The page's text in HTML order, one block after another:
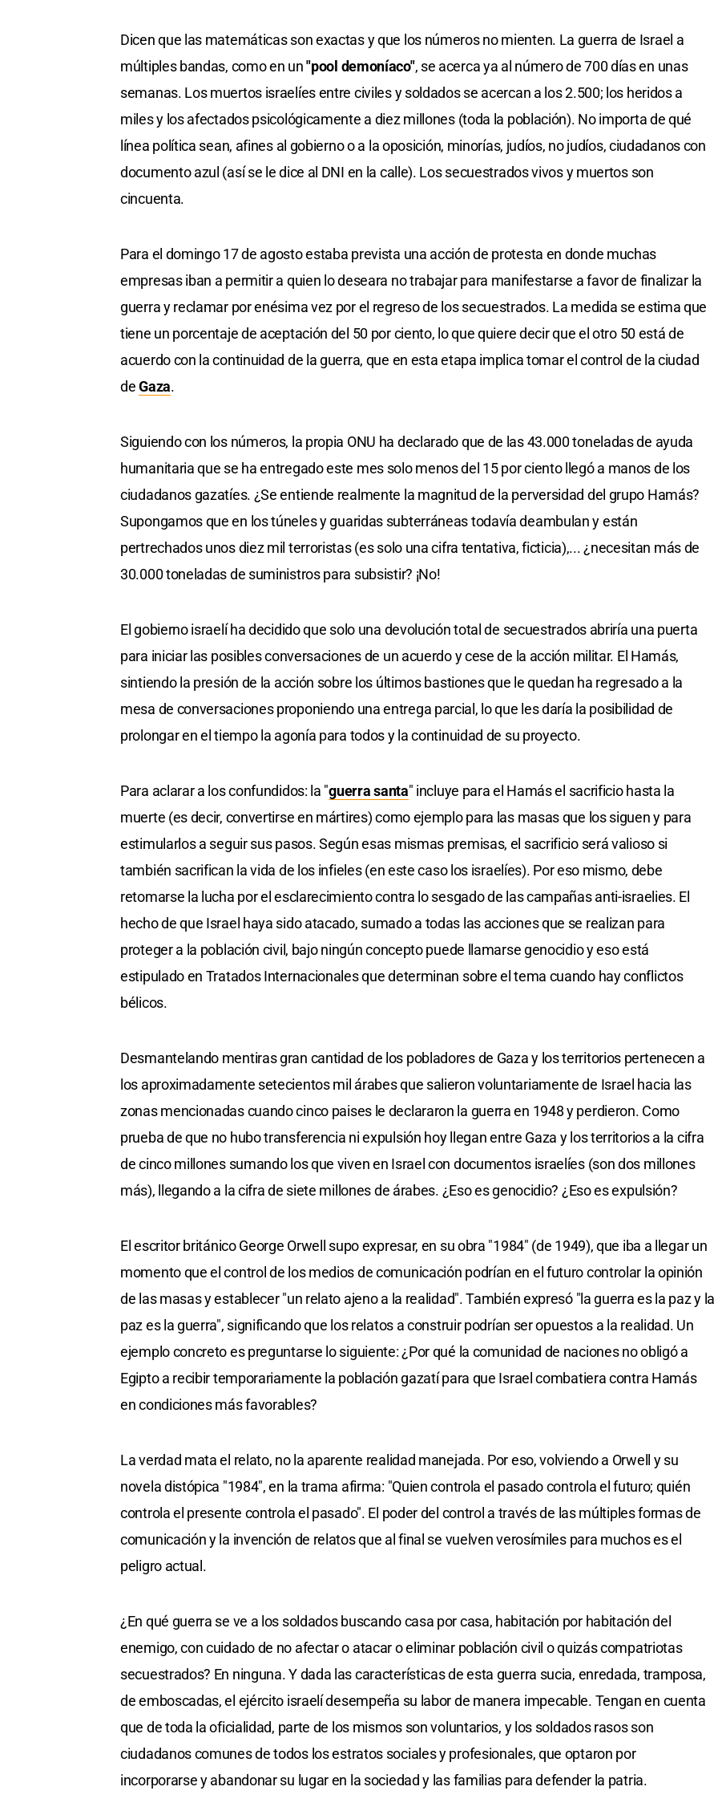
Dicen que las matemáticas son exactas y que los números no mienten. La guerra de Israel a
múltiples bandas, como en un"pool demoníaco", se acerca ya al número de 700 días en unas
semanas. Los muertos israelíes entre civiles y soldados se acercan a los 2.500; los heridos a
miles y los afectados psicológicamente a diez millones (toda la población). No importa de qué
línea política sean, afines al gobierno o a la oposición, minorías, judíos, no judíos, ciudadanos con
documento azul (así se le dice al DNI en la calle). Los secuestrados vivos y muertos son
cincuenta.
Para el domingo 17 de agosto estaba prevista una acción de protesta en donde muchas
empresas iban a permitir a quien lo deseara no trabajar para manifestarse a favor de finalizar la
guerra y reclamar por enésima vez por el regreso de los secuestrados. La medida se estima que
tiene un porcentaje de aceptación del 50 por ciento, lo que quiere decir que el otro 50 está de
acuerdo con la continuidad de la guerra, que en esta etapa implica tomar el control de la ciudad
deGaza.
Siguiendo con los números, la propia ONU ha declarado que de las 43.000 toneladas de ayuda
humanitaria que se ha entregado este mes solo menos del 15 por ciento llegó a manos de los
ciudadanos gazatíes. ¿Se entiende realmente la magnitud de la perversidad del grupo Hamás?
Supongamos que en los túneles y guaridas subterráneas todavía deambulan y están
pertrechados unos diez mil terroristas (es solo una cifra tentativa, ficticia),... ¿necesitan más de
30.000 toneladas de suministros para subsistir? ¡No!
El gobierno israelí ha decidido que solo una devolución total de secuestrados abriría una puerta
para iniciar las posibles conversaciones de un acuerdo y cese de la acción militar. El Hamás,
sintiendo la presión de la acción sobre los últimos bastiones que le quedan ha regresado a la
mesa de conversaciones proponiendo una entrega parcial, lo que les daría la posibilidad de
prolongar en el tiempo la agonía para todos y la continuidad de su proyecto.
Para aclarar a los confundidos: la "guerra santa" incluye para el Hamás el sacrificio hasta la
muerte (es decir, convertirse en mártires) como ejemplo para las masas que los siguen y para
estimularlos a seguir sus pasos. Según esas mismas premisas, el sacrificio será valioso si
también sacrifican la vida de los infieles (en este caso los israelíes). Por eso mismo, debe
retomarse la lucha por el esclarecimiento contra lo sesgado de las campañas anti-israelies. El
hecho de que Israel haya sido atacado, sumado a todas las acciones que se realizan para
proteger a la población civil, bajo ningún concepto puede llamarse genocidio y eso está
estipulado en Tratados Internacionales que determinan sobre el tema cuando hay conflictos
bélicos.
Desmantelando mentiras gran cantidad de los pobladores de Gaza y los territorios pertenecen a
los aproximadamente setecientos mil árabes que salieron voluntariamente de Israel hacia las
zonas mencionadas cuando cinco paises le declararon la guerra en 1948 y perdieron. Como
prueba de que no hubo transferencia ni expulsión hoy llegan entre Gaza y los territorios a la cifra
de cinco millones sumando los que viven en Israel con documentos israelíes (son dos millones
más), llegando a la cifra de siete millones de árabes. ¿Eso es genocidio? ¿Eso es expulsión?
El escritor británico George Orwell supo expresar, en su obra "1984" (de 1949), que iba a llegar un
momento que el control de los medios de comunicación podrían en el futuro controlar la opinión
de las masas y establecer "un relato ajeno a la realidad". También expresó "la guerra es la paz y la
paz es la guerra", significando que los relatos a construir podrían ser opuestos a la realidad. Un
ejemplo concreto es preguntarse lo siguiente: ¿Por qué la comunidad de naciones no obligó a
Egipto a recibir temporariamente la población gazatí para que Israel combatiera contra Hamás
en condiciones más favorables?
La verdad mata el relato, no la aparente realidad manejada. Por eso, volviendo a Orwell y su
novela distópica "1984", en la trama afirma: "Quien controla el pasado controla el futuro; quién
controla el presente controla el pasado". El poder del control a través de las múltiples formas de
comunicación y la invención de relatos que al final se vuelven verosímiles para muchos es el
peligro actual.
¿En qué guerra se ve a los soldados buscando casa por casa, habitación por habitación del
enemigo, con cuidado de no afectar o atacar o eliminar población civil o quizás compatriotas
secuestrados? En ninguna. Y dada las características de esta guerra sucia, enredada, tramposa,
de emboscadas, el ejército israelí desempeña su labor de manera impecable. Tengan en cuenta
que de toda la oficialidad, parte de los mismos son voluntarios, y los soldados rasos son
ciudadanos comunes de todos los estratos sociales y profesionales, que optaron por
incorporarse y abandonar su lugar en la sociedad y las familias para defender la patria.